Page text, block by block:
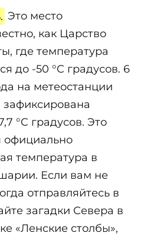
Это место
как Царство
где температура
до -50 °C градусов. 6
на метеостанции
°C градусов. Это
официально
температура в
Если вам не
отправляйтесь в
загадки Севера в
«Ленские столбы»,